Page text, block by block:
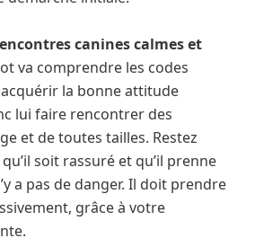
canines calmes et
va comprendre les codes
la bonne attitude
lui faire rencontrer des
et de toutes tailles. Restez
soit rassuré et qu’il prenne
a pas de danger. Il doit prendre
grâce à votre